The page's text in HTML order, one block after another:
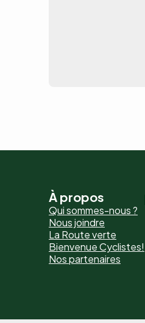
Pied
de
page
-
À propos
Qui sommes-nous ?
Nous joindre
La Route verte
Bienvenue Cyclistes!
Nos partenaires